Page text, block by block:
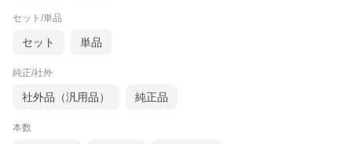
セット/単品
セット 単品
純正/社外
社外品（汎用品） 純正品
本数